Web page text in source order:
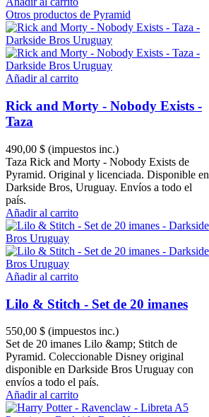
Otros productos de Pyramid
Añadir al carrito
Rick and Morty - Nobody Exists -
Taza
490,00 $ (impuestos inc.)
Taza Rick and Morty - Nobody Exists de
Pyramid. Original y licenciada. Disponible en
Darkside Bros, Uruguay. Envíos a todo el
país.
Añadir al carrito
Añadir al carrito
Lilo & Stitch - Set de 20 imanes
550,00 $ (impuestos inc.)
Set de 20 imanes Lilo &amp; Stitch de
Pyramid. Coleccionable Disney original
disponible en Darkside Bros Uruguay con
envíos a todo el país.
Añadir al carrito